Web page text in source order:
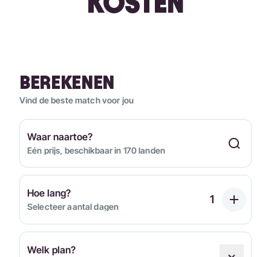
BEREKENEN
Vind de beste match voor jou
Waar naartoe?
Eén prijs, beschikbaar in 170 landen
Hoe lang?
Selecteer aantal dagen
Welk plan?